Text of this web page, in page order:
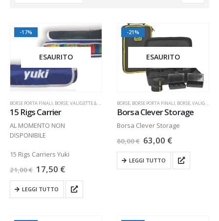
-17%
ESAURITO
BORSE PORTA FINALI, BORSE, VALIGETTE & SEDIE
15 Rigs Carrier
AL MOMENTO NON
DISPONIBILE
15 Rigs Carriers Yuki
21,00€ 17,50 €
LEGGI TUTTO
-21%
ESAURITO
BORSE, BORSE PORTA FINALI, BORSE, VALIGETTE & SEDIE
Borsa Clever Storage
Borsa Clever Storage
80,00€ 63,00 €
LEGGI TUTTO